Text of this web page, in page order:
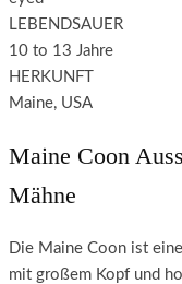
LEBENDSAUER
10 to 13 Jahre
HERKUNFT
Maine, USA
Maine Coon
Mähne
Die Maine Coon ist
mit großem Kopf und